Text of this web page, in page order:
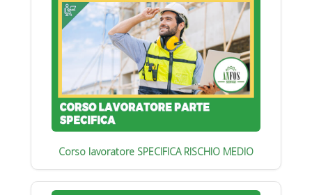
Corso lavoratore SPECIFICA RISCHIO MEDIO